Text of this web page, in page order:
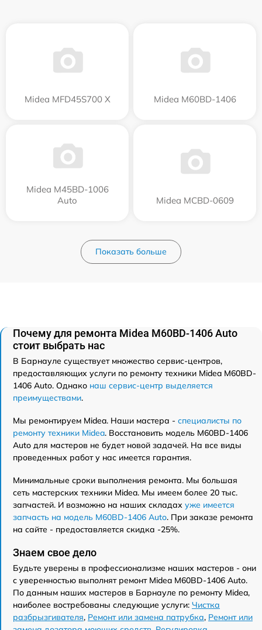
Midea MFD45S700 X Midea M60BD-1406
Midea M45BD-1006
Auto
Midea MCBD-0609
Показать больше
Почему для ремонта Midea M60BD-1406 Auto
стоит выбрать нас
В Барнауле существует множество сервис-центров,
предоставляющих услуги по ремонту техники Midea M60BD-
1406 Auto. Однако наш сервис-центр выделяется
преимуществами.
Мы ремонтируем Midea. Наши мастера - специалисты по
ремонту техники Midea. Восстановить модель M60BD-1406
Auto для мастеров не будет новой задачей. На все виды
проведенных работ у нас имеется гарантия.
Минимальные сроки выполнения ремонта. Мы большая
сеть мастерских техники Midea. Мы имеем более 20 тыс.
запчастей. И возможно на наших складах уже имеется
запчасть на модель M60BD-1406 Auto. При заказе ремонта
на сайте - предоставляется скидка -25%.
Знаем свое дело
Будьте уверены в профессионализме наших мастеров - они
с уверенностью выполнят ремонт Midea M60BD-1406 Auto.
По данным наших мастеров в Барнауле по ремонту Midea,
наиболее востребованы следующие услуги: Чистка
разбрызгивателя, Ремонт или замена патрубка, Ремонт или